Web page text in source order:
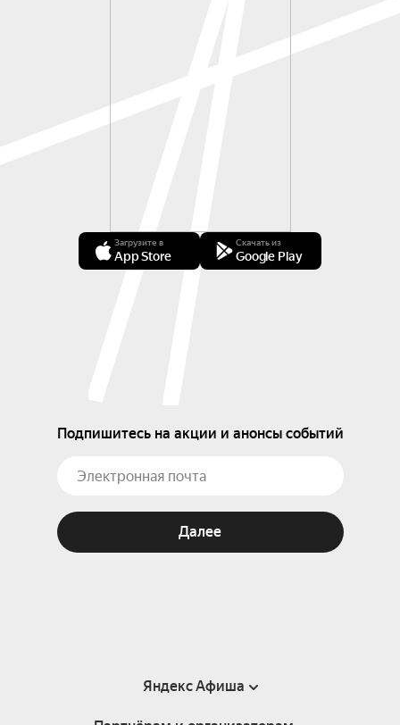
Загрузите в
App Store
Скачать из
Google Play
Подпишитесь на акции и анонсы событий
Далее
Яндекс Афиша